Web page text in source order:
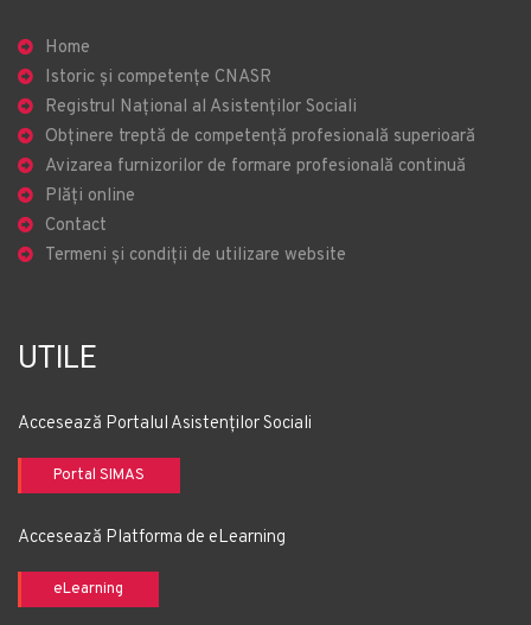
Home
Istoric și competențe CNASR
Registrul Național al Asistenților Sociali
Obținere treptă de competență profesională superioară
Avizarea furnizorilor de formare profesională continuă
Plăți online
Contact
Termeni și condiții de utilizare website
UTILE
Accesează Portalul Asistenților Sociali
Portal SIMAS
Accesează Platforma de eLearning
eLearning